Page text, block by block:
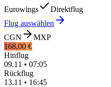
Eurowings
Direktflug
Flug auswählen
CGN
MXP
168,00 €
Hinflug
09.11 • 07:05
Rückflug
13.11 • 16:45